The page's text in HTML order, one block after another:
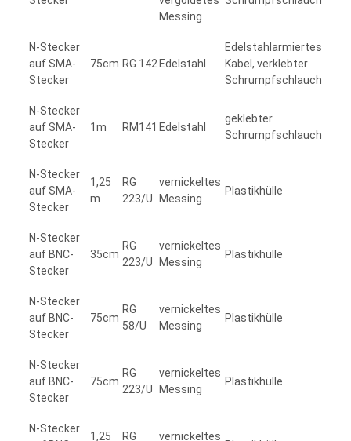
Messing
N-Stecker
auf SMA-
Stecker
75cm RG 142 Edelstahl
Edelstahlarmiertes
Kabel, verklebter
Schrumpfschlauch
N-Stecker
auf SMA-
Stecker
1m RM141 Edelstahl
geklebter
Schrumpfschlauch
N-Stecker
auf SMA-
Stecker
1,25
m
RG
223/U
vernickeltes
Messing
Plastikhülle
N-Stecker
auf BNC-
Stecker
35cm
RG
223/U
vernickeltes
Messing
Plastikhülle
N-Stecker
auf BNC-
Stecker
75cm
RG
58/U
vernickeltes
Messing
Plastikhülle
N-Stecker
auf BNC-
Stecker
75cm
RG
223/U
vernickeltes
Messing
Plastikhülle
N-Stecker
1,25
RG
vernickeltes